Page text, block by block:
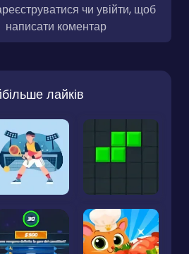
чи увійти, щоб
написати коментар
лайків